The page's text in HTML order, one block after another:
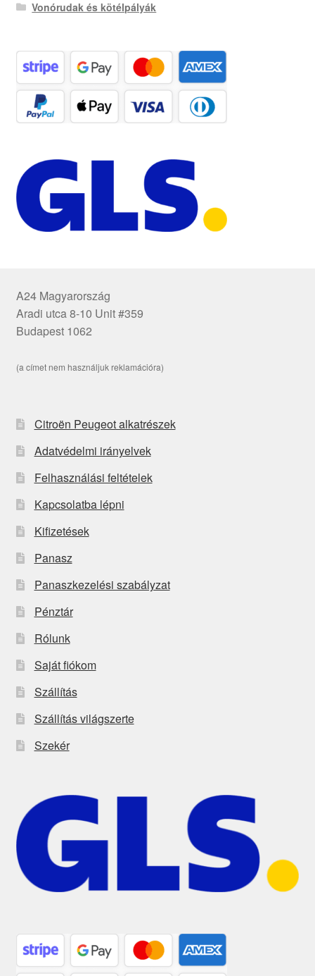
Vonórudak és kötélpályák
A24 Magyarország
Aradi utca 8-10 Unit #359
Budapest 1062
(a címet nem használjuk reklamációra)
Citroën Peugeot alkatrészek
Adatvédelmi irányelvek
Felhasználási feltételek
Kapcsolatba lépni
Kifizetések
Panasz
Panaszkezelési szabályzat
Pénztár
Rólunk
Saját fiókom
Szállítás
Szállítás világszerte
Szekér